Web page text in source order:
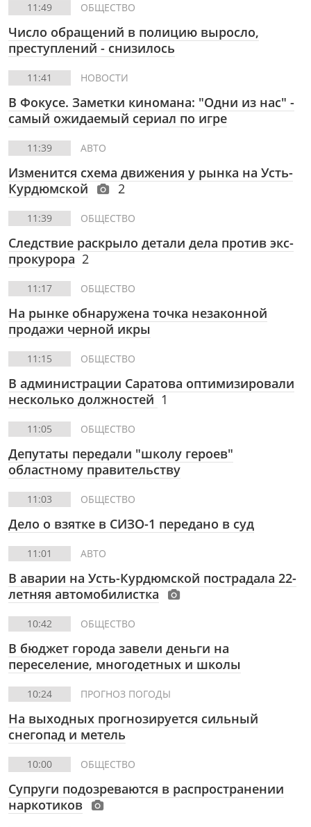
11:49 ОБЩЕСТВО
Число обращений в полицию выросло,
преступлений - снизилось
11:41 НОВОСТИ
В Фокусе. Заметки киномана: "Одни из нас" -
самый ожидаемый сериал по игре
11:39 АВТО
Изменится схема движения у рынка на Усть-
Курдюмской
2
11:39 ОБЩЕСТВО
Следствие раскрыло детали дела против экс-
прокурора 2
11:17 ОБЩЕСТВО
На рынке обнаружена точка незаконной
продажи черной икры
11:15 ОБЩЕСТВО
В администрации Саратова оптимизировали
несколько должностей 1
11:05 ОБЩЕСТВО
Депутаты передали "школу героев"
областному правительству
11:03 ОБЩЕСТВО
Дело о взятке в СИЗО-1 передано в суд
11:01 АВТО
В аварии на Усть-Курдюмской пострадала 22-
летняя автомобилистка
10:42 ОБЩЕСТВО
В бюджет города завели деньги на
переселение, многодетных и школы
10:24 ПРОГНОЗ ПОГОДЫ
На выходных прогнозируется сильный
снегопад и метель
10:00 ОБЩЕСТВО
Супруги подозреваются в распространении
наркотиков